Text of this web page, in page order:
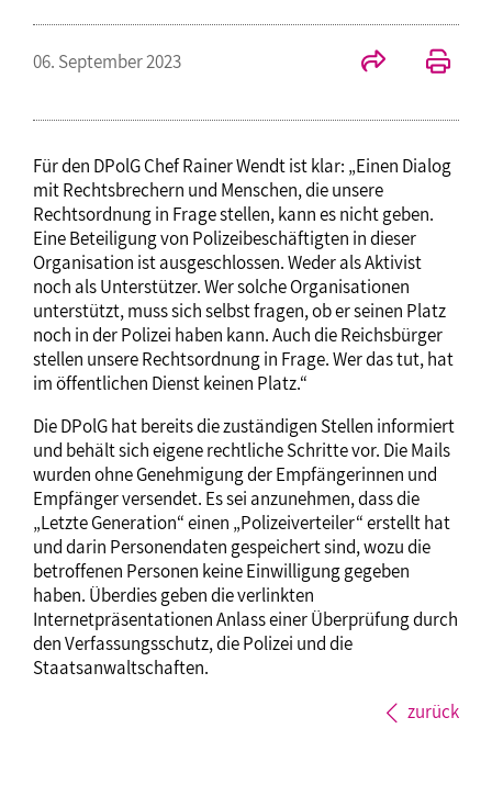
06. September 2023
Für den DPolG Chef Rainer Wendt ist klar: „Einen Dialog
mit Rechtsbrechern und Menschen, die unsere
Rechtsordnung in Frage stellen, kann es nicht geben.
Eine Beteiligung von Polizeibeschäftigten in dieser
Organisation ist ausgeschlossen. Weder als Aktivist
noch als Unterstützer. Wer solche Organisationen
unterstützt, muss sich selbst fragen, ob er seinen Platz
noch in der Polizei haben kann. Auch die Reichsbürger
stellen unsere Rechtsordnung in Frage. Wer das tut, hat
im öffentlichen Dienst keinen Platz.“
Die DPolG hat bereits die zuständigen Stellen informiert
und behält sich eigene rechtliche Schritte vor. Die Mails
wurden ohne Genehmigung der Empfängerinnen und
Empfänger versendet. Es sei anzunehmen, dass die
„Letzte Generation“ einen „Polizeiverteiler“ erstellt hat
und darin Personendaten gespeichert sind, wozu die
betroffenen Personen keine Einwilligung gegeben
haben. Überdies geben die verlinkten
Internetpräsentationen Anlass einer Überprüfung durch
den Verfassungsschutz, die Polizei und die
Staatsanwaltschaften.
zurück